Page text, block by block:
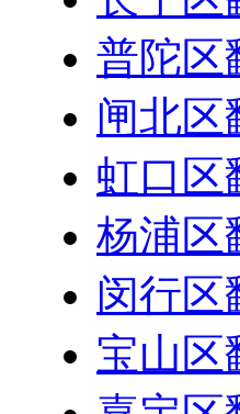
普陀区
闸北区
虹口区
杨浦区
闵行区
宝山区